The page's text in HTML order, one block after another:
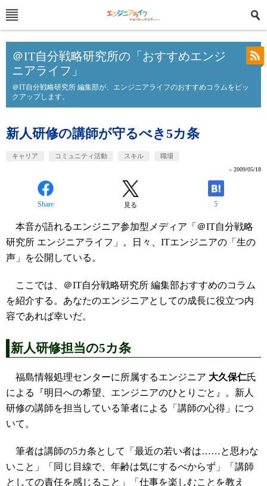
＠IT自分戦略研究所の「おすすめエンジ
ニアライフ」
＠IT自分戦略研究所 編集部が、エンジニアライフのおすすめコラムをピッ
クアップします。
新人研修の講師が守るべき5カ条
キャリア コミュニティ活動 スキル 職場
» 2009/05/18
Share 見る 5
本音が語れるエンジニア参加型メディア「＠IT自分戦略
研究所 エンジニアライフ」。日々、ITエンジニアの「生の
声」を公開している。
ここでは、＠IT自分戦略研究所 編集部おすすめのコラム
を紹介する。あなたのエンジニアとしての成長に役立つ内
容であれば幸いだ。
新人研修担当の5カ条
福島情報処理センターに所属するエンジニア 大久保仁氏
による『明日への希望、エンジニアのひとりごと』。新人
研修の講師を担当している筆者による「講師の心得」につ
いて。
筆者は講師の5カ条として「最近の若い者は……と思わな
いこと」「同じ目線で、年齢は気にするべからず」「講師
としての責任を感じること」「仕事を楽しむことを教え